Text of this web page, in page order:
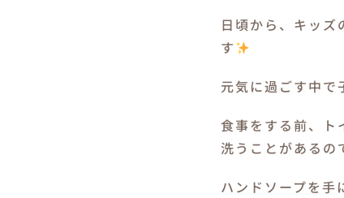
日頃から、キッ
す
元気に過ごす中で
食事をする前、ト
洗うことがあるの
ハンドソープを手